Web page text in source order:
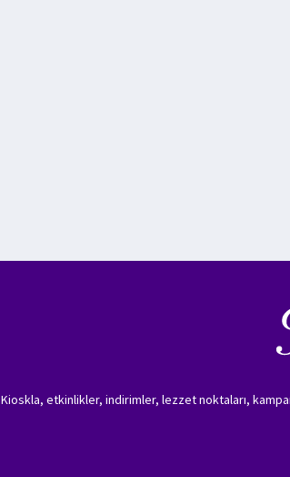
Kioskla, etkinlikler, indirimler, lezzet noktaları,